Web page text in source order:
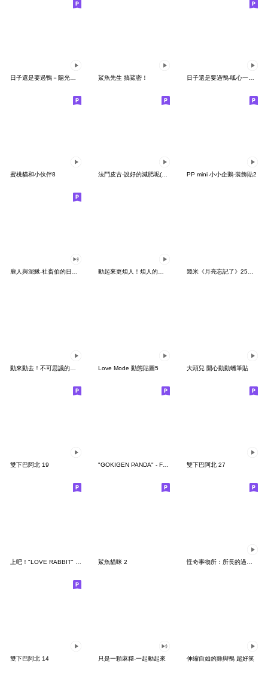
鯊魚先生 搞鯊密！ 日子還是要過鴨-呱心一下鴨
蜜桃貓和小伙伴8 法鬥皮古-說好的減肥呢(第15彈) PP mini 小小企鵝-裝飾貼2
幾米《月亮忘記了》25周年 x 晴天P莉
Love Mode 動態貼圖5 大頭兒 開心動動蠟筆貼
雙下巴阿北 19 "GOKIGEN PANDA" - Feeling / global 雙下巴阿北 27
鯊魚貓咪 2
雙下巴阿北 14 只是一顆麻糬-一起動起來 伸縮自如的雞與鴨 超好笑